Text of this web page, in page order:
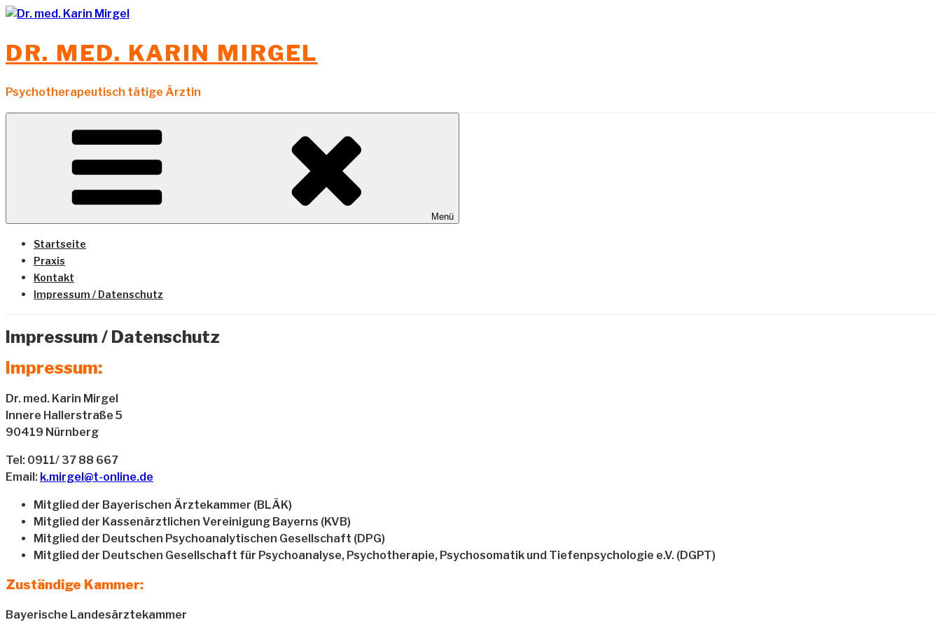
Zum
springen
DR. MED. KARIN MIRGEL
Psychotherapeutisch tätige Ärztin
Menü
Startseite
Praxis
Kontakt
Impressum / Datenschutz
Impressum / Datenschutz
Impressum:
Dr. med. Karin Mirgel
Innere Hallerstraße 5
90419 Nürnberg
Tel: 0911/ 37 88 667
Email: k.mirgel@t-online.de
Mitglied der Bayerischen Ärztekammer (BLÄK)
Mitglied der Kassenärztlichen Vereinigung Bayerns (KVB)
Mitglied der Deutschen Psychoanalytischen Gesellschaft (DPG)
Mitglied der Deutschen Gesellschaft für Psychoanalyse, Psychotherapie, Psychosomatik und Tiefenpsychologie e.V. (DGPT)
Zuständige Kammer:
Bayerische Landesärztekammer